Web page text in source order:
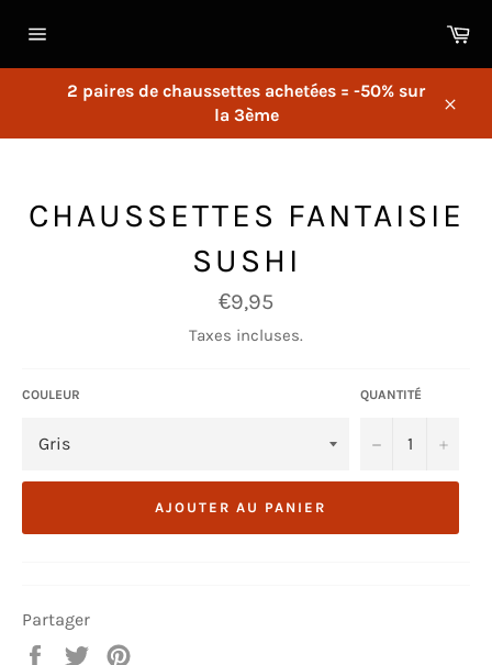
2 paires de chaussettes achetées = -50% sur
la 3ème
CHAUSSETTES FANTAISIE
SUSHI
Prix
régulier
€9,95
Taxes incluses.
COULEUR QUANTITÉ
�?
�
+
AJOUTER AU PANIER
Partager
PartagerTweeter